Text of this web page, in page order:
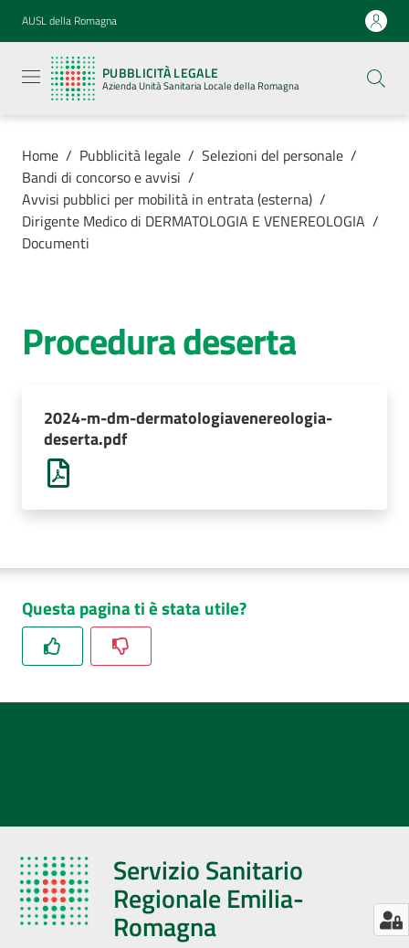
Vai al contenuto
Vai alla navigazione
Vai al footer
AUSL della Romagna
PUBBLICITÀ LEGALE
Azienda Unità Sanitaria Locale della Romagna
legale
Azienda
Unità
Locale della
Azienda
Luoghi di
AUSL
Comunica
Home / Pubblicità legale / Selezioni del personale /
Bandi di concorso e avvisi /
Avvisi pubblici per mobilità in entrata (esterna) /
Dirigente Medico di DERMATOLOGIA E VENEREOLOGIA /
Documenti
Procedura deserta
2024-m-dm-dermatologiavenereologia-
deserta.pdf
Questa pagina ti è stata utile?
Servizio Sanitario
Regionale Emilia-
Romagna